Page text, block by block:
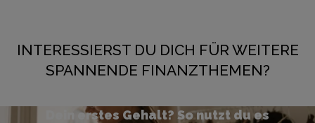
INTERESSIERST DU DICH FÜR WEITERE
SPANNENDE FINANZTHEMEN?
Dein erstes Gehalt? So nutzt du es